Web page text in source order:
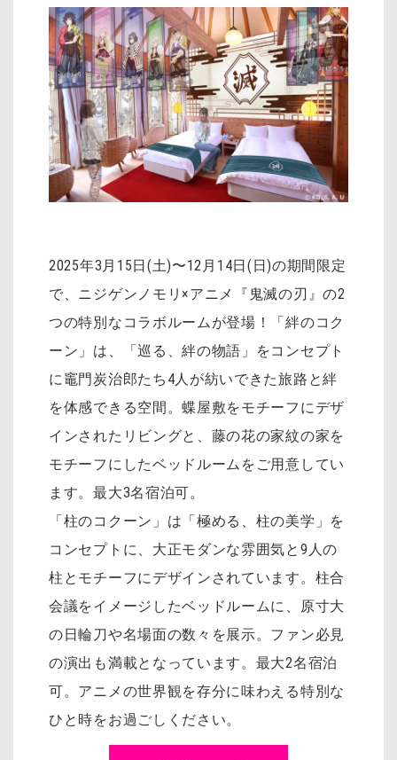
2025年3月15日(土)〜12月14日(日)の期間限定
で、ニジゲンノモリ×アニメ『鬼滅の刃』の2
つの特別なコラボルームが登場！「絆のコク
ーン」は、「巡る、絆の物語」をコンセプト
に竈門炭治郎たち4人が紡いできた旅路と絆
を体感できる空間。蝶屋敷をモチーフにデザ
インされたリビングと、藤の花の家紋の家を
モチーフにしたベッドルームをご用意してい
ます。最大3名宿泊可。
「柱のコクーン」は「極める、柱の美学」を
コンセプトに、大正モダンな雰囲気と9人の
柱とモチーフにデザインされています。柱合
会議をイメージしたベッドルームに、原寸大
の日輪刀や名場面の数々を展示。ファン必見
の演出も満載となっています。最大2名宿泊
可。アニメの世界観を存分に味わえる特別な
ひと時をお過ごしください。